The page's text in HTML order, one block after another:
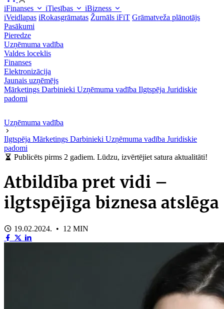
iFinanses iTiesības
iBizness
iVeidlapas iRokasgrāmatas Žurnāls iFiT Grāmatveža plānotājs
Pasākumi
Pieredze
Uzņēmuma vadība
Valdes loceklis
Finanses
Elektronizācija
Jaunais uzņēmējs
Mārketings Darbinieki Uzņēmuma vadība Ilgtspēja Juridiskie
padomi
Uzņēmuma vadība
Ilgtspēja Mārketings Darbinieki Uzņēmuma vadība Juridiskie
padomi
Publicēts pirms 2 gadiem. Lūdzu, izvērtējiet satura aktualitāti!
Atbildība pret vidi –
ilgtspējīga biznesa atslēga
19.02.2024. • 12 MIN